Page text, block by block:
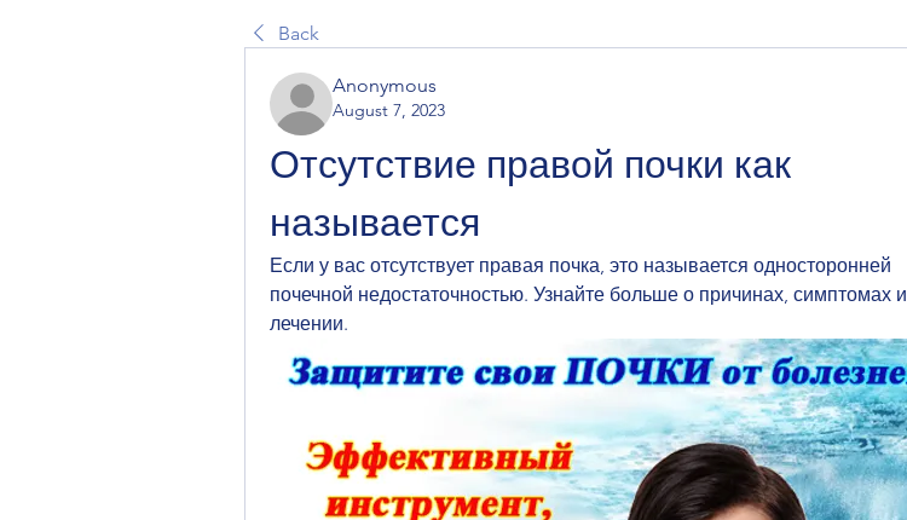
Back
Anonymous
August 7, 2023
Отсутствие правой почки как
называется
Если у вас отсутствует правая почка, это называется односторонней
почечной недостаточностью. Узнайте больше о причинах, симптомах и
лечении.